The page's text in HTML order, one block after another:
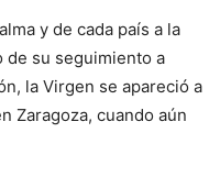
y de cada país a la
de su seguimiento a
la Virgen se apareció a
Zaragoza, cuando aún